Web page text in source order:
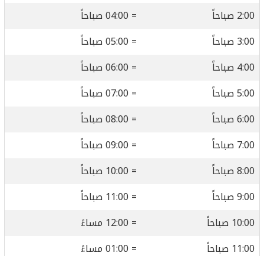
2:00 صباحاً
= 04:00 صباحاً
3:00 صباحاً
= 05:00 صباحاً
4:00 صباحاً
= 06:00 صباحاً
5:00 صباحاً
= 07:00 صباحاً
6:00 صباحاً
= 08:00 صباحاً
7:00 صباحاً
= 09:00 صباحاً
8:00 صباحاً
= 10:00 صباحاً
9:00 صباحاً
= 11:00 صباحاً
10:00 صباحاً
= 12:00 مساءً
11:00 صباحاً
= 01:00 مساءً